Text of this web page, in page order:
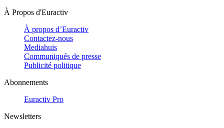
À Propos d'Euractiv
À propos d’Euractiv
Contactez-nous
Mediahuis
Communiqués de presse
Publicité politique
Abonnements
Euractiv Pro
Newsletters